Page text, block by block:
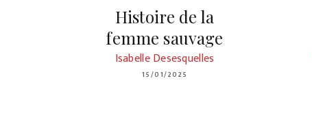
Histoire de la
femme sauvage
Isabelle Desesquelles
15/01/2025